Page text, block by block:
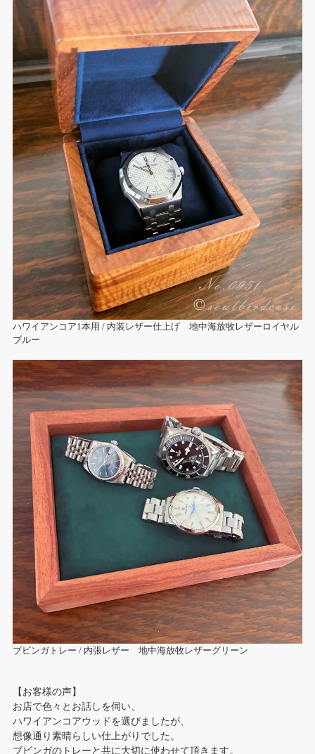
ハワイアンコア1本用 / 内装レザー仕上げ 地中海放牧レザーロイヤル
ブルー
ブビンガトレー / 内張レザー 地中海放牧レザーグリーン
【お客様の声】
お店で色々とお話しを伺い、
ハワイアンコアウッドを選びましたが、
想像通り素晴らしい仕上がりでした。
ブビンガのトレーと共に大切に使わせて頂きます。